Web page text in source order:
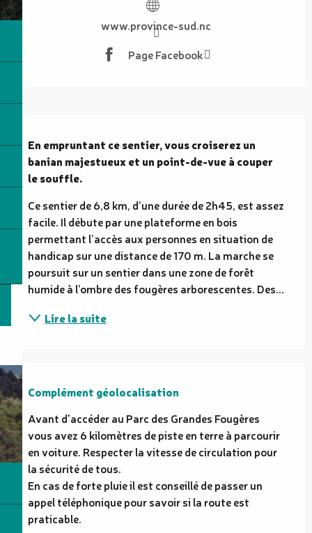
www.province-sud.nc
Page Facebook
En empruntant ce sentier, vous croiserez un
banian majestueux et un point-de-vue à couper
le souffle.
Ce sentier de 6,8 km, d’une durée de 2h45, est assez
facile. Il débute par une plateforme en bois
permettant l’accès aux personnes en situation de
handicap sur une distance de 170 m. La marche se
poursuit sur un sentier dans une zone de forêt
humide à l’ombre des fougères arborescentes. Des...
Lire la suite
Complément géolocalisation
Complément géolocalisation
Avant d'accéder au Parc des Grandes Fougères
vous avez 6 kilomètres de piste en terre à parcourir
en voiture. Respecter la vitesse de circulation pour
la sécurité de tous.
En cas de forte pluie il est conseillé de passer un
appel téléphonique pour savoir si la route est
praticable.